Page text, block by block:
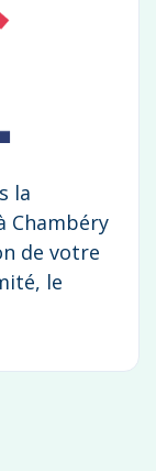
la
Chambéry
de votre
le